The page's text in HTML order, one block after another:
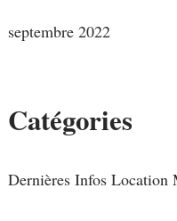
septembre 2022
Catégories
Dernières Infos Location